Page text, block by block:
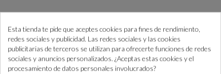
 AÑADIR AL CARRITO
¿Cómo COMPRAR PASO a PASO? +info
“Si las necesitas antes consúltanos para ayudarte”
Esta tienda te pide que aceptes cookies para fines de rendimiento,
redes sociales y publicidad. Las redes sociales y las cookies
publicitarias de terceros se utilizan para ofrecerte funciones de redes
sociales y anuncios personalizados. ¿Aceptas estas cookies y el
procesamiento de datos personales involucrados?